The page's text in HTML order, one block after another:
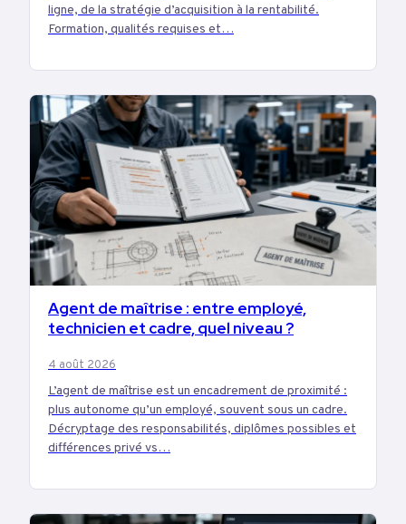
ligne, de la stratégie d’acquisition à la rentabilité.
Formation, qualités requises et…
EMPLOI
Agent de maîtrise : entre employé,
technicien et cadre, quel niveau ?
4 août 2026
L’agent de maîtrise est un encadrement de proximité :
plus autonome qu’un employé, souvent sous un cadre.
Décryptage des responsabilités, diplômes possibles et
différences privé vs…